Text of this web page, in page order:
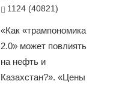
1124 (40821)
«Как «трампономика
2.0» может повлиять
на нефть и
Казахстан?». «Цены